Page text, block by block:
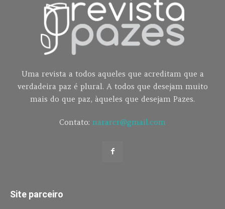
Uma revista a todos aqueles que acreditam que a
verdadeira paz é plural. A todos que desejam muito
mais do que paz, àqueles que desejam Pazes.
Contato: nararcr@gmail.com
Site parceiro